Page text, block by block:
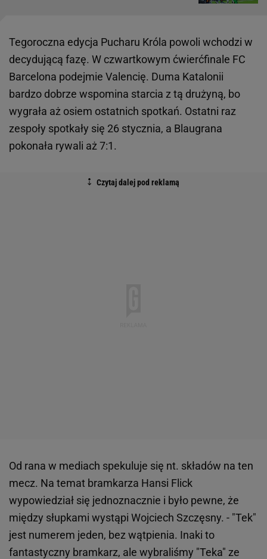
Tegoroczna edycja Pucharu Króla powoli wchodzi w
decydującą fazę. W czwartkowym ćwierćfinale FC
Barcelona podejmie Valencię. Duma Katalonii
bardzo dobrze wspomina starcia z tą drużyną, bo
wygrała aż osiem ostatnich spotkań. Ostatni raz
zespoły spotkały się 26 stycznia, a Blaugrana
pokonała rywali aż 7:1.
Od rana w mediach spekuluje się nt. składów na ten
mecz. Na temat bramkarza Hansi Flick
wypowiedział się jednoznacznie i było pewne, że
między słupkami wystąpi Wojciech Szczęsny. - "Tek"
jest numerem jeden, bez wątpienia. Inaki to
fantastyczny bramkarz, ale wybraliśmy "Teka" ze